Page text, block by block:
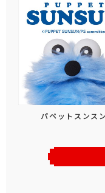
パペットスンスン